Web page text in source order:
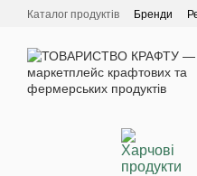
Перейти до основного
Каталог продуктів Бренди